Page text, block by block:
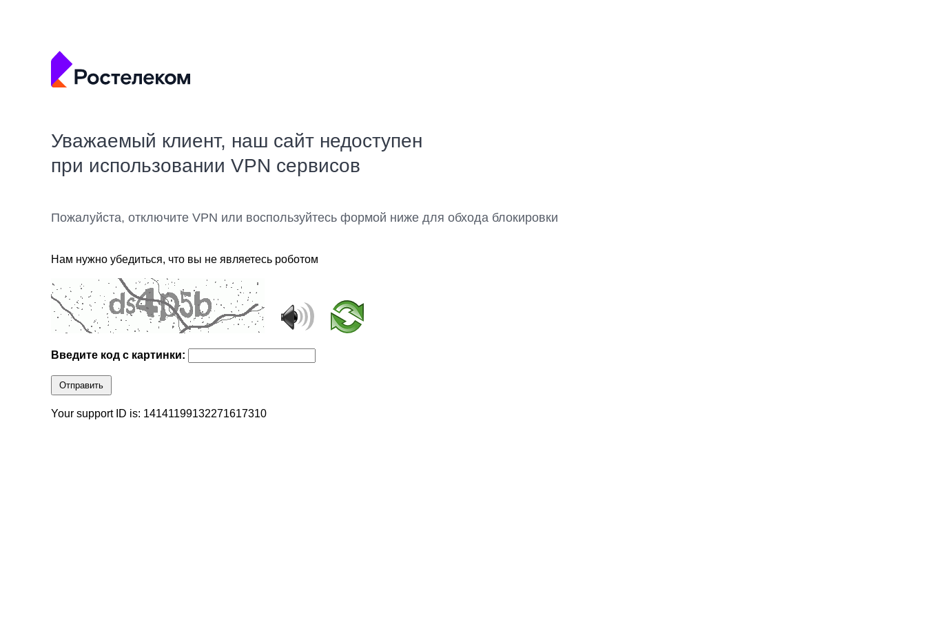
Уважаемый клиент, наш сайт недоступен
при использовании VPN сервисов
Пожалуйста, отключите VPN или воспользуйтесь формой ниже для обхода блокировки
Нам нужно убедиться, что вы не являетесь роботом
Введите код с картинки:
Отправить
Your support ID is: 14141199132271617310